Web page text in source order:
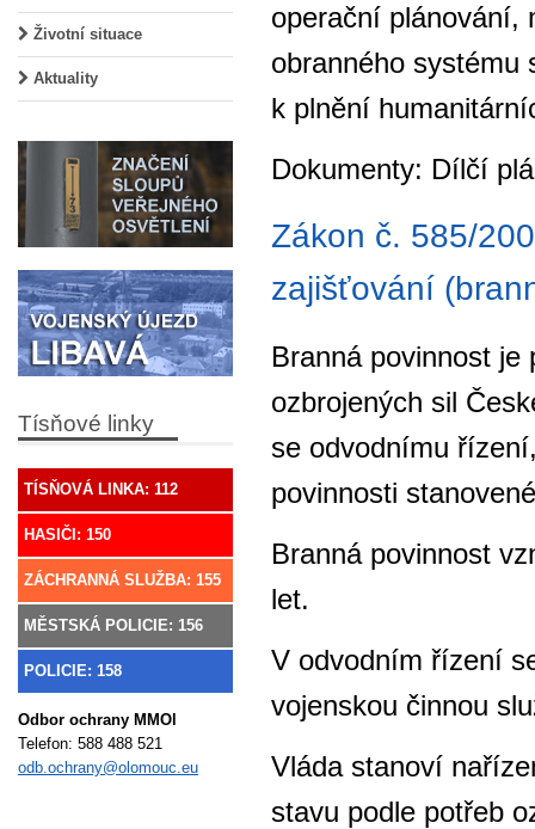
Životní situace
Aktuality
Tísňové linky
TÍSŇOVÁ LINKA: 112
HASIČI: 150
ZÁCHRANNÁ SLUŽBA: 155
MĚSTSKÁ POLICIE: 156
POLICIE: 158
Odbor ochrany MMOl
Telefon: 588 488 521
odb.ochrany@olomouc.eu
operační plánování,
obranného systému
k plnění
Dokumenty: Dílčí
Zákon č. 585/
zajišťování
Branná povinnost
ozbrojených sil
se odvodnímu
povinnosti
Branná povinnost
let.
V odvodním řízení
vojenskou činnou
Vláda stanoví
stavu podle potřeb